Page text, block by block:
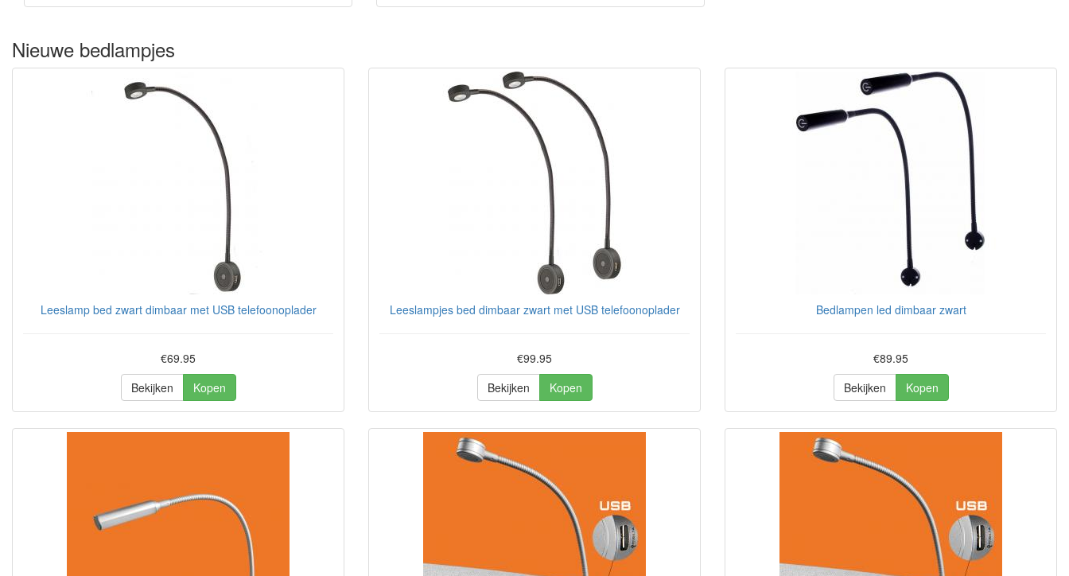
Nieuwe bedlampjes
Leeslamp bed zwart dimbaar met USB telefoonoplader
€69.95
Bekijken
Kopen
Leeslampjes bed dimbaar zwart met USB telefoonoplader
€99.95
Bekijken
Kopen
Bedlampen led dimbaar zwart
€89.95
Bekijken
Kopen